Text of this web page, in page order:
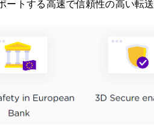
ートする高速で信頼性の高い転送